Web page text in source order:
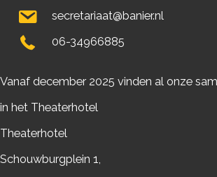
secretariaat@banier.nl
06-34966885
Vanaf december 2025 vinden al onze
in het Theaterhotel
Theaterhotel
Schouwburgplein 1,